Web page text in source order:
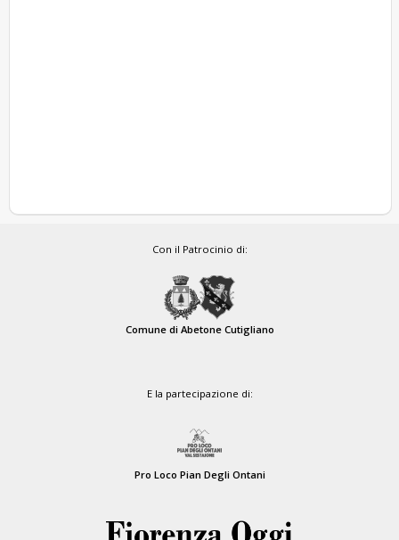
Con il Patrocinio di:
Comune di Abetone Cutigliano
E la partecipazione di:
Pro Loco Pian Degli Ontani